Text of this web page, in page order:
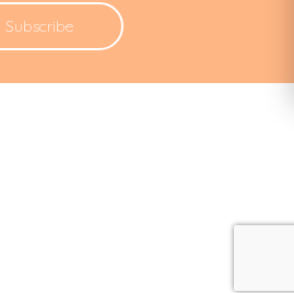
Subscribe